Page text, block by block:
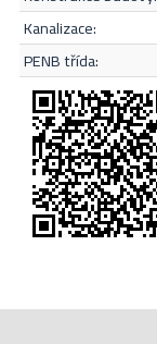
kanalizace:
PENB třída: